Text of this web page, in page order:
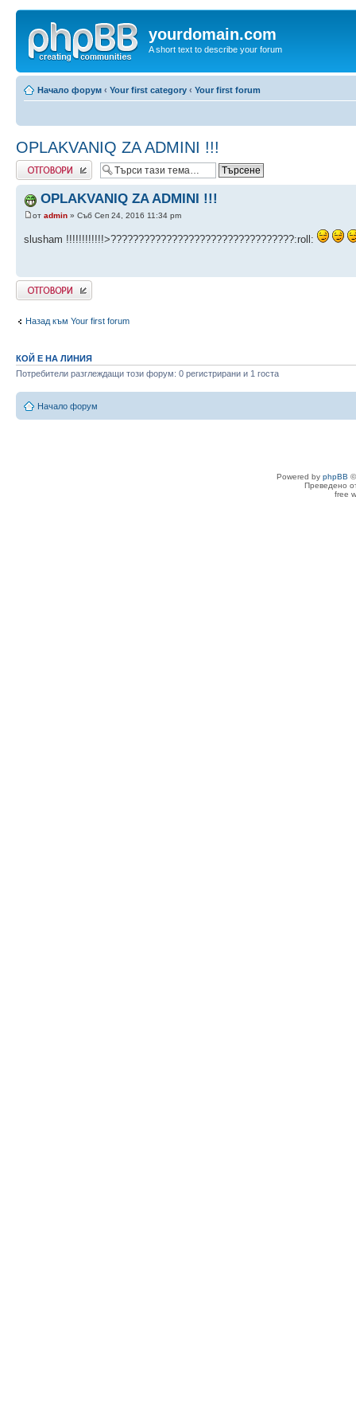
yourdomain.com
A short text to describe your forum
Начало форум ‹ Your first category ‹ Your first forum
OPLAKVANIQ ZA ADMINI !!!
Добави отговор
OPLAKVANIQ ZA ADMINI !!!
от admin » Съб Сеп 24, 2016 11:34 pm
slusham !!!!!!!!!!!!>?????????????????????????????????:roll:
Добави отговор
Назад към Your first forum
КОЙ Е НА ЛИНИЯ
Потребители разглеждащи този форум: 0 регистрирани и 1 госта
Начало форум
Powered by phpBB
Преведено
free